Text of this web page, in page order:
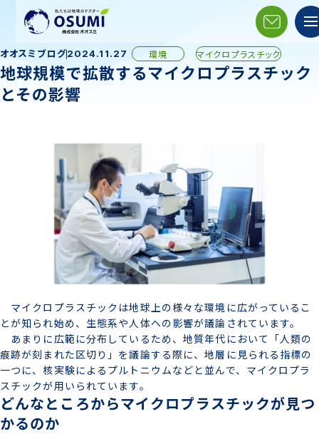
オオスミブログ2024.11.27 環境 マイクロプラスチック
地球規模で拡散するマイクロプラスチック
とその影響
マイクロプラスチックは地球上の様々な環境に広がっているこ
とが知られ始め、生態系や人体への影響が議論されています。
あまりに広範に分布しているため、地質年代において「人類の
痕跡が刻まれた区切り」を議論する際に、地層に見られる指標の
一つに、核実験によるプルトニウムなどと並んで、マイクロプラ
スチックが用いられています。
どんなところからマイクロプラスチックが見つ
かるのか